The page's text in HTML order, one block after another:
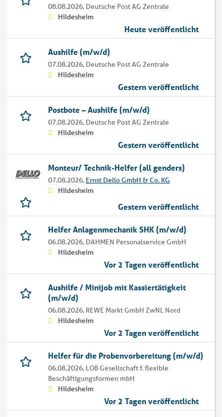
08.08.2026, Deutsche Post AG Zentrale
Hildesheim
Heute veröffentlicht
Aushilfe (m/w/d)
07.08.2026, Deutsche Post AG Zentrale
Hildesheim
Gestern veröffentlicht
Postbote – Aushilfe (m/w/d)
07.08.2026, Deutsche Post AG Zentrale
Hildesheim
Gestern veröffentlicht
Monteur/ Technik-Helfer (all genders)
07.08.2026, Ernst Dello GmbH & Co. KG
Hildesheim
Gestern veröffentlicht
Helfer Anlagenmechanik SHK (m/w/d)
06.08.2026, DAHMEN Personalservice GmbH
Hildesheim
Vor 2 Tagen veröffentlicht
Aushilfe / Minijob mit Kassiertätigkeit
(m/w/d)
06.08.2026, REWE Markt GmbH ZwNL Nord
Hildesheim
Vor 2 Tagen veröffentlicht
Helfer für die Probenvorbereitung (m/w/d)
06.08.2026, LOB Gesellschaft f. flexible
Beschäftigungsformen mbH
Hildesheim
Vor 2 Tagen veröffentlicht